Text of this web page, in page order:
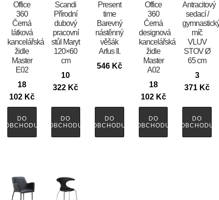
Office
360
Černá
látková
kancelářská
židle
Master
E02
18
102 Kč
DO
OBCHODU
Scandi
Přírodní
dubový
pracovní
stůl Maryt
120×60
cm
10
322 Kč
DO
OBCHODU
Present
time
Barevný
nástěnný
věšák
Arfus II.
546 Kč
DO
OBCHODU
Office
360
Černá
designová
kancelářská
židle
Master
A02
18
102 Kč
DO
OBCHODU
Antracitový
sedací /
míč
VLUV
STOV Ø
65 cm
3
371 Kč
DO
OBCHODU